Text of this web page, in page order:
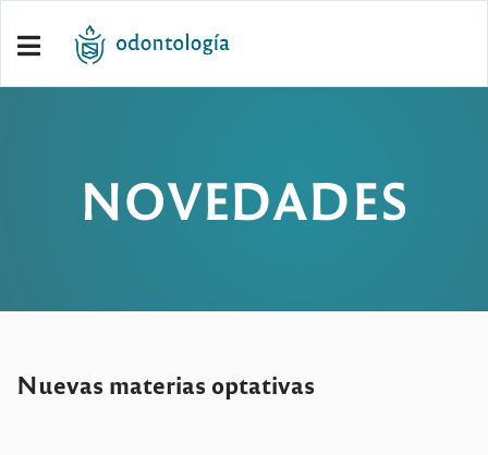
NOVEDADES
Nuevas materias optativas